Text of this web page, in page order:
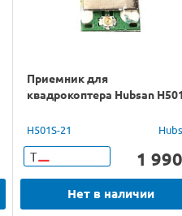
Приемник для
квадрокоптера Hubsan
H501S-21
Т 1 990
Нет в наличии